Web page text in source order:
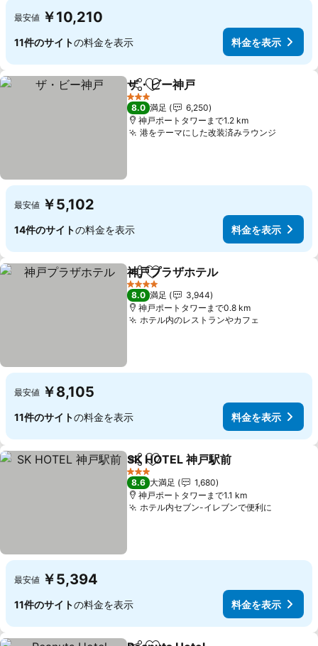
最安値 ￥10,210
11件のサイトの料金を表示 料金を表示
シェアお気に入りに追加
ザ・ビー神戸
3 ホテルのランク
8.0 満足
6,250
神戸ポートタワーまで1.2 km
港をテーマにした改装済みラウンジ
最安値 ￥5,102
14件のサイトの料金を表示 料金を表示
シェアお気に入りに追加
神戸プラザホテル
4 ホテルのランク
8.0 満足
3,944
神戸ポートタワーまで0.8 km
ホテル内のレストランやカフェ
最安値 ￥8,105
11件のサイトの料金を表示 料金を表示
シェアお気に入りに追加
SK HOTEL 神戸駅前
3 ホテルのランク
8.6 大満足
1,680
神戸ポートタワーまで1.1 km
ホテル内セブン-イレブンで便利に
最安値 ￥5,394
11件のサイトの料金を表示 料金を表示